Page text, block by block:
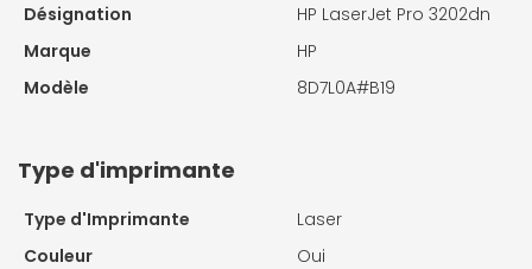
Désignation
HP LaserJet Pro 3202dn
Marque
HP
Modèle
8D7L0A#B19
Type d'imprimante
Type d'Imprimante
Laser
Couleur
Oui